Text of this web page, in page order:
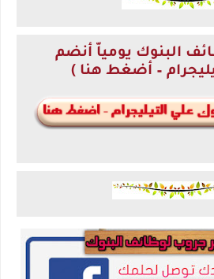
البنوك يومياّ أنضم
– أضغط هنا )